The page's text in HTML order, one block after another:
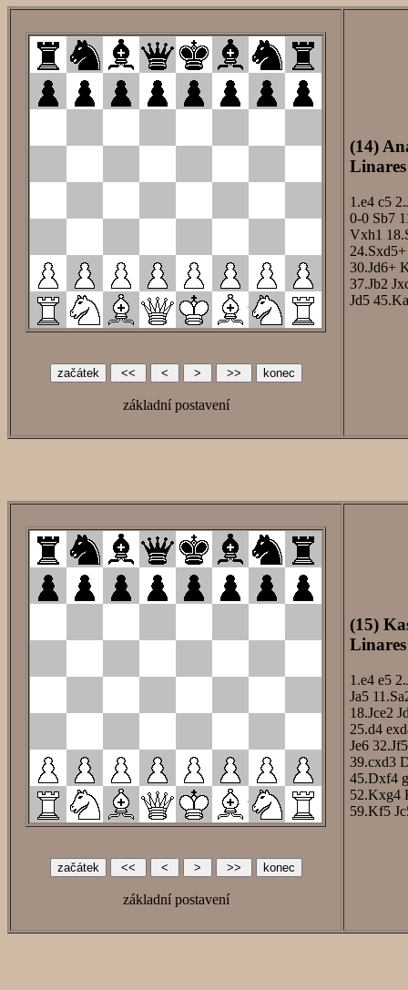
základní postavení
(14)
1.e4 c5
0-0 Sb7
Vxh1
24.Sxd5+
30.Jd6+
37.Jb2
Jd5
základní postavení
(15)
1.e4 e5
Ja5
18.Jce2
25.d4
Je6 32.Jf5
39.cxd3
45.Dxf4
52.Kxg4
59.Kf5